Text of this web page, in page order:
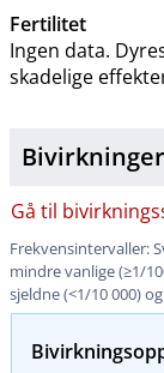
Fertilitet
Ingen data.
skadelige
Bivirkninger
Gå til
Frekvensintervaller:
mindre vanlige (≥1/
sjeldne (<1/10 000)